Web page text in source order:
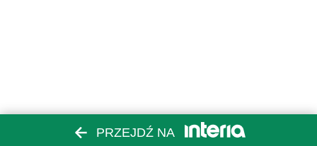
PRZEJDŹ NA